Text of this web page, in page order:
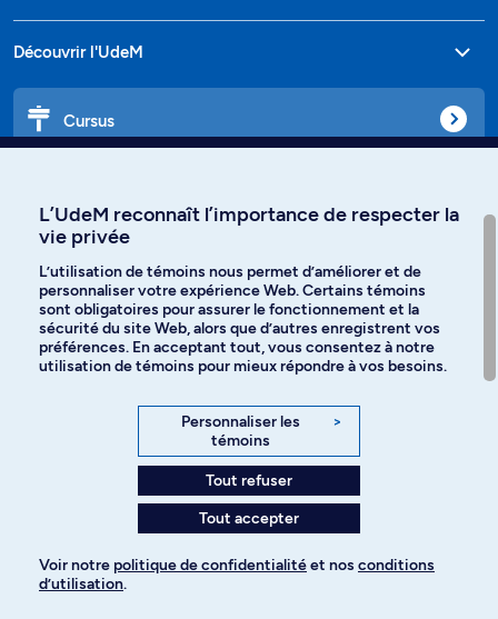
Découvrir l'UdeM
Cursus
Langues
Facebook Instagram
YouTube
Politique de confidentialité
L’UdeM reconnaît l’importance de respecter la
vie privée
L’utilisation de témoins nous permet d’améliorer et de
personnaliser votre expérience Web. Certains témoins
sont obligatoires pour assurer le fonctionnement et la
sécurité du site Web, alors que d’autres enregistrent vos
préférences. En acceptant tout, vous consentez à notre
utilisation de témoins pour mieux répondre à vos besoins.
Personnaliser les
témoins
>
Tout refuser
Tout accepter
Voir notre politique de confidentialitéet nos conditions
d’utilisation.